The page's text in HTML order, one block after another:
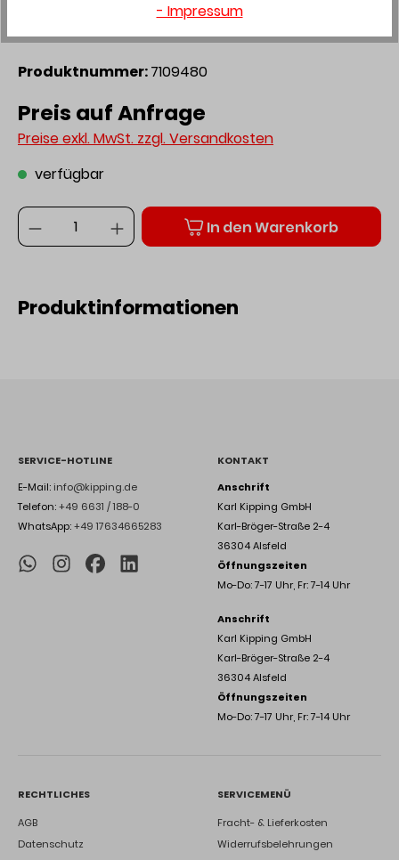
Produktnummer:7109480
Preis auf Anfrage
Preise exkl. MwSt. zzgl. Versandkosten
verfügbar
Anzahl
In den Warenkorb
Produktinformationen
SERVICE-HOTLINE
E-Mail:info@kipping.de
Telefon:+49 6631 / 188-0
WhatsApp:+49 17634665283
KONTAKT
Anschrift
Karl Kipping GmbH
Karl-Bröger-Straße 2-4
36304 Alsfeld
Öffnungszeiten
Mo-Do: 7-17 Uhr, Fr: 7-14 Uhr
Anschrift
Karl Kipping GmbH
Karl-Bröger-Straße 2-4
36304 Alsfeld
Öffnungszeiten
Mo-Do: 7-17 Uhr, Fr: 7-14 Uhr
RECHTLICHES
AGB
Datenschutz
SERVICEMENÜ
Fracht- & Lieferkosten
Widerrufsbelehrungen
- Impressum